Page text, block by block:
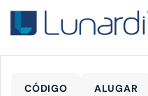
CÓDIGO ALUGAR